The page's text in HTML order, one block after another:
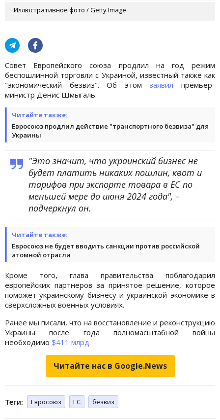
Иллюстративное фото / Getty Image
Совет Европейского союза продлил на год режим
беспошлинной торговли с Украиной, известный также как
"экономический безвиз". Об этом заявил премьер-
министр Денис Шмыгаль.
Читайте также:
Евросоюз продлил действие "транспортного безвиза" для
Украины
"Это значит, что украинский бизнес не
будет платить никаких пошлин, квот и
тарифов при экспорте товара в ЕС по
меньшей мере до июня 2024 года", –
подчеркнул он.
Читайте также:
Евросоюз не будет вводить санкции против российской
атомной отрасли
Кроме того, глава правительства поблагодарил
европейских партнеров за принятое решение, которое
поможет украинскому бизнесу и украинской экономике в
сверхсложных военных условиях.
Ранее мы писали, что на восстановление и реконструкцию
Украины после года полномасштабной войны
необходимо $411 млрд.
Читайте нас в Google.News
Теги: Евросоюз ЕС безвиз